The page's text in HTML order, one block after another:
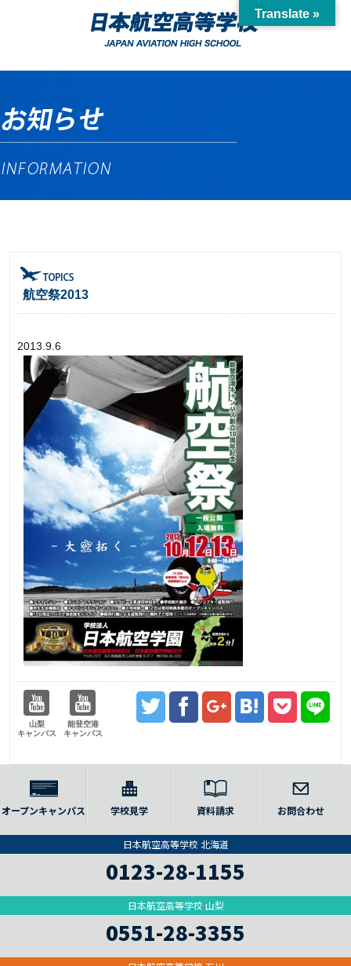
航空祭2013
2013.9.6
山梨
キャンパス
能登空港
キャンパス
オープンキャンパス 学校見学 資料請求 お問合わせ
日本航空高等学校 北海道
0123-28-1155
日本航空高等学校 山梨
0551-28-3355
Translate »